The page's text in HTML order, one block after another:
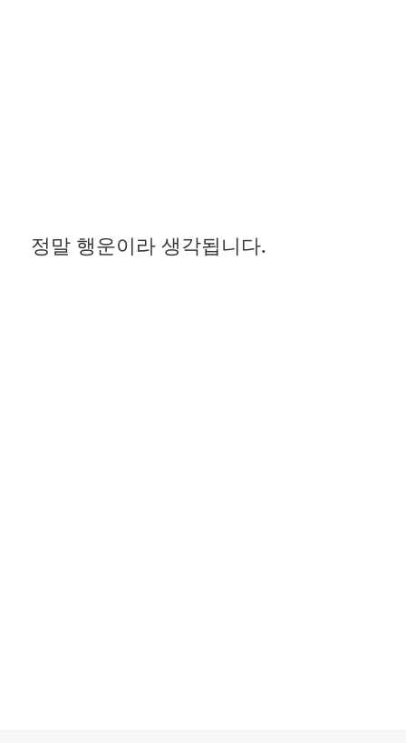
정말 행운이라 생각됩니다.